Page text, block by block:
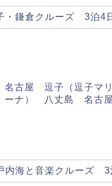
・鎌倉クルーズ 3泊4
名古屋 逗子（逗子マリ
ーナ） 八丈島 名古屋
内海と音楽クルーズ 3